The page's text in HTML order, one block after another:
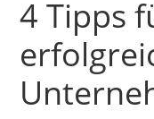
4 Tipps